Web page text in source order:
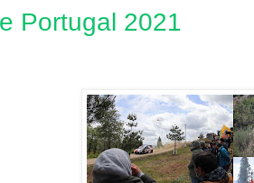
Portugal 2021